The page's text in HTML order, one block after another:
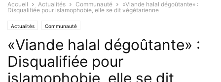
Accueil Actualités Communauté
«Viande halal dégoûtante» :
Disqualifiée pour islamophobie, elle se dit végétarienne
Actualités Communauté
«Viande halal dégoûtante» :
Disqualifiée pour
islamophobie, elle se dit